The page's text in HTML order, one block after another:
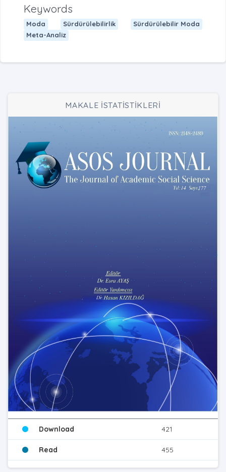
Keywords
Moda Sürdürülebilirlik
Sürdürülebilir Moda
Meta-Analiz
MAKALE İSTATİSTİKLERİ
Download 421
Read 455